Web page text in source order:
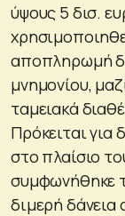
ύψους 5 δισ.
αποπληρωμή
μνημονίου,
ταμειακά
Πρόκειται
στο πλαίσιο
συμφωνήθηκε
διμερή